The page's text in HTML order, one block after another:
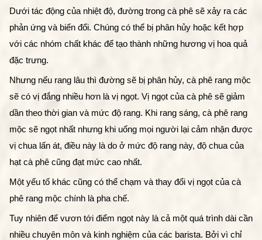
Dưới tác động của nhiệt độ, đường trong cà phê sẽ xảy ra các
phản ứng và biến đổi. Chúng có thể bị phân hủy hoặc kết hợp
với các nhóm chất khác để tạo thành những hương vị hoa quả
đặc trưng.
Nhưng nếu rang lâu thì đường sẽ bị phân hủy, cà phê rang mộc
sẽ có vị đắng nhiều hơn là vị ngọt. Vị ngọt của cà phê sẽ giảm
dần theo thời gian và mức độ rang. Khi rang sáng, cà phê rang
mộc sẽ ngọt nhất nhưng khi uống mọi người lại cảm nhận được
vị chua lấn át, điều này là do ở mức độ rang này, độ chua của
hạt cà phê cũng đạt mức cao nhất.
Một yếu tố khác cũng có thể chạm và thay đổi vị ngọt của cà
phê rang mộc chính là pha chế.
Tuy nhiên để vươn tới điểm ngọt này là cả một quá trình dài cần
nhiều chuyên môn và kinh nghiệm của các barista. Bởi vì chỉ